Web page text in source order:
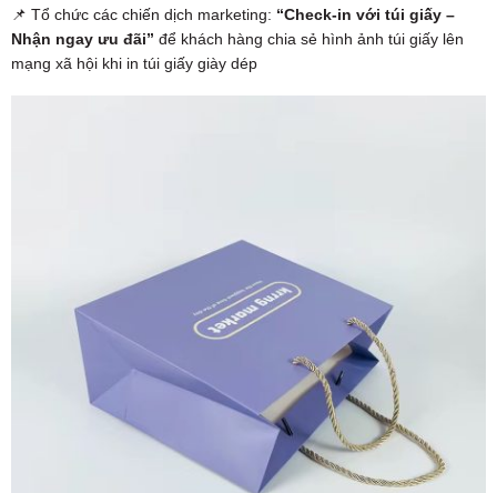
📌 Tổ chức các chiến dịch marketing: “Check-in với túi giấy –
Nhận ngay ưu đãi” để khách hàng chia sẻ hình ảnh túi giấy lên
mạng xã hội khi in túi giấy giày dép